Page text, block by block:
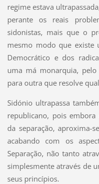
regime estava
perante os reais
sidonistas, mais que o
mesmo modo que existe
Democrático e dos
uma má monarquia,
para outra que resolve
Sidónio ultrapassa
republicano, pois
da separação, aproxima-
acabando com os
Separação, não tanto
simplesmente através de
seus princípios.